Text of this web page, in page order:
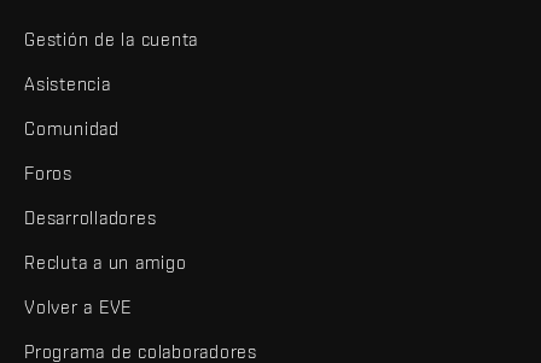
Gestión de la cuenta
Asistencia
Comunidad
Foros
Desarrolladores
Recluta a un amigo
Volver a EVE
Programa de colaboradores